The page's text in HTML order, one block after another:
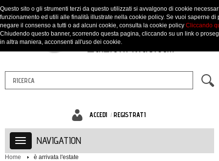
ACCEDI REGISTRATI
NAVIGATION
Home è arrivata l'estate
Questo sito o gli strumenti terzi da questo utilizzati si avvalgono di cookie
funzionamento ed utili alle finalità illustrate nella cookie policy. Se vuoi saperne di
negare il consenso a tutti o ad alcuni cookie, consulta la cookie policy Cliccando
Chiudendo questo banner, scorrendo questa pagina, cliccando su un link o
in altra maniera, acconsenti all'uso dei cookie.